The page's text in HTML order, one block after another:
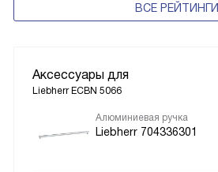
ВСЕ РЕЙТИНГИ
Аксессуары для
Liebherr ECBN 5066
Алюминиевая ручка
Liebherr 704336301